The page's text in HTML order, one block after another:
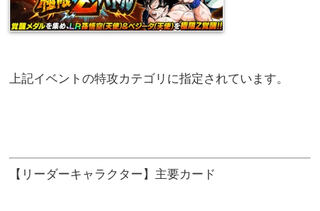
上記イベントの特攻カテゴリに指定されています。
【リーダーキャラクター】主要カード